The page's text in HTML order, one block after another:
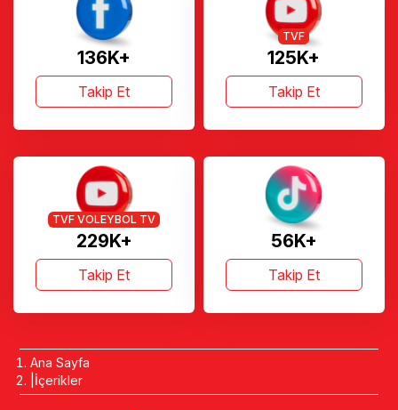
136K+
Takip Et
125K+
TVF
Takip Et
229K+
TVF VOLEYBOL TV
Takip Et
56K+
Takip Et
Ana Sayfa
İçerikler